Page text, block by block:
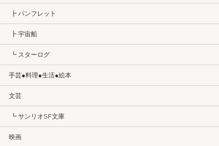
┣ パンフレット
┣ 宇宙船
┗ スターログ
手芸●料理●生活●絵本
文芸
┗ サンリオSF文庫
映画